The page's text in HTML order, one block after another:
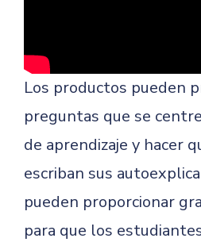
Los productos pueden
preguntas que se
de aprendizaje y hacer
escriban sus
pueden proporcionar
para que los